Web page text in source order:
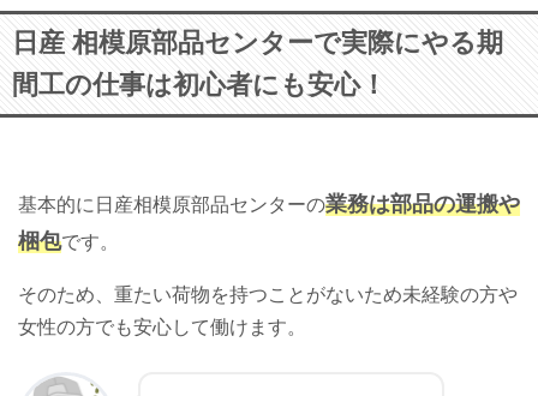
日産 相模原部品センターで実際にやる期
間工の仕事は初心者にも安心！
基本的に日産相模原部品センターの業務は部品の運搬や
梱包です。
そのため、重たい荷物を持つことがないため未経験の方や
女性の方でも安心して働けます。